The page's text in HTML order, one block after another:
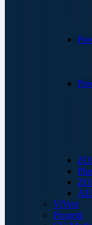
ViVest
Progetti